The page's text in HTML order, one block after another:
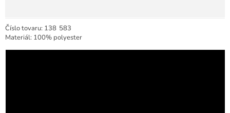
Číslo tovaru: 138 583
Materiál: 100% polyester